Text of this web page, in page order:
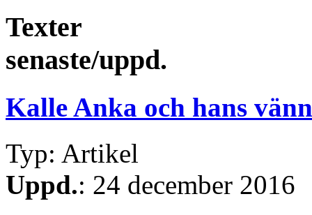
Texter
senaste/uppd.
Kalle Anka och hans
Typ: Artikel
Uppd.: 24 december 2016